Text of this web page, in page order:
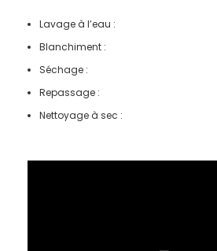
Lavage à l’eau :
Blanchiment :
Séchage :
Repassage :
Nettoyage à sec :